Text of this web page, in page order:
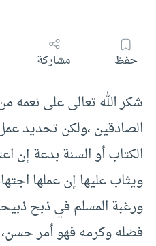
حفظ مشاركة
شكر الله تعالى على نعمه
الصادقين ،ولكن تحديد
الكتاب أو السنة بدعة إن
ويثاب عليها إن عملها
ورغبة المسلم في ذبح
فضله وكرمه فهو أمر